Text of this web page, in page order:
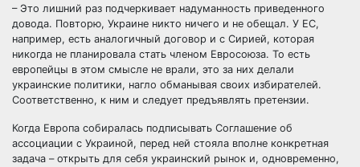
– Это лишний раз подчеркивает надуманность приведенного
довода. Повторю, Украине никто ничего и не обещал. У ЕС,
например, есть аналогичный договор и с Сирией, которая
никогда не планировала стать членом Евросоюза. То есть
европейцы в этом смысле не врали, это за них делали
украинские политики, нагло обманывая своих избирателей.
Соответственно, к ним и следует предъявлять претензии.
Когда Европа собиралась подписывать Соглашение об
ассоциации с Украиной, перед ней стояла вполне конкретная
задача – открыть для себя украинский рынок и, одновременно,